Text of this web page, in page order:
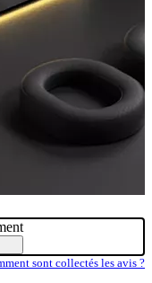
sont collectés les avis ?